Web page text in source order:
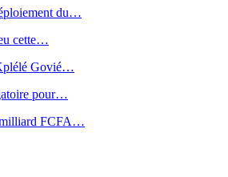
du…
cette…
Govié…
pour…
milliard FCFA…